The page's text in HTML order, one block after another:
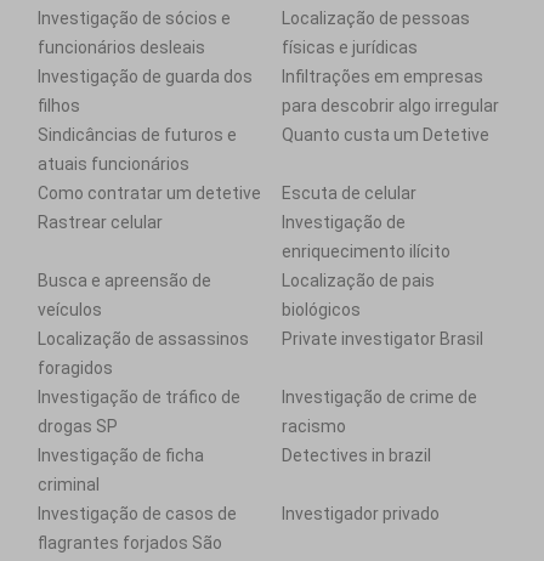
Investigação de sócios e
funcionários desleais
Localização de pessoas
físicas e jurídicas
Investigação de guarda dos
filhos
Infiltrações em empresas
para descobrir algo irregular
Sindicâncias de futuros e
atuais funcionários
Quanto custa um Detetive
Como contratar um detetive
Escuta de celular
Rastrear celular
Investigação de
enriquecimento ilícito
Busca e apreensão de
veículos
Localização de pais
biológicos
Localização de assassinos
foragidos
Private investigator Brasil
Investigação de tráfico de
drogas SP
Investigação de crime de
racismo
Investigação de ficha
criminal
Detectives in brazil
Investigação de casos de
flagrantes forjados São
Investigador privado